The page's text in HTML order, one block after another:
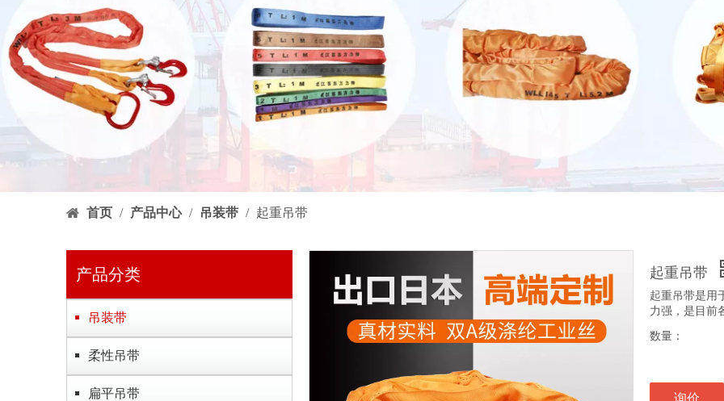
首页 / 产品中心 / 吊装带 / 起重吊带
产品分类
吊装带
柔性吊带
扁平吊带
起重吊带
起重吊带是用
力强，是目前
数量：